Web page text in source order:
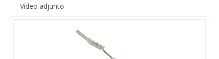
Vídeo adjunto